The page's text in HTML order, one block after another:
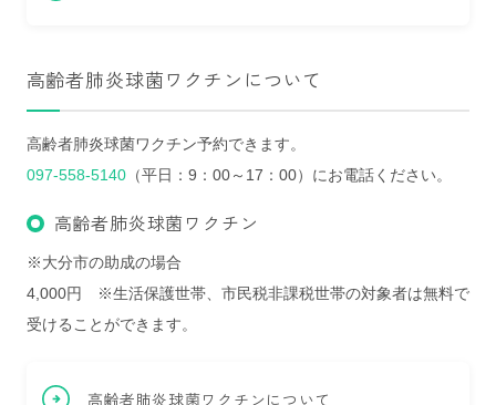
高齢者肺炎球菌ワクチンについて
高齢者肺炎球菌ワクチン予約できます。
097-558-5140（平日：9：00～17：00）にお電話ください。
高齢者肺炎球菌ワクチン
※大分市の助成の場合
4,000円 ※生活保護世帯、市民税非課税世帯の対象者は無料で
受けることができます。
高齢者肺炎球菌ワクチンについて